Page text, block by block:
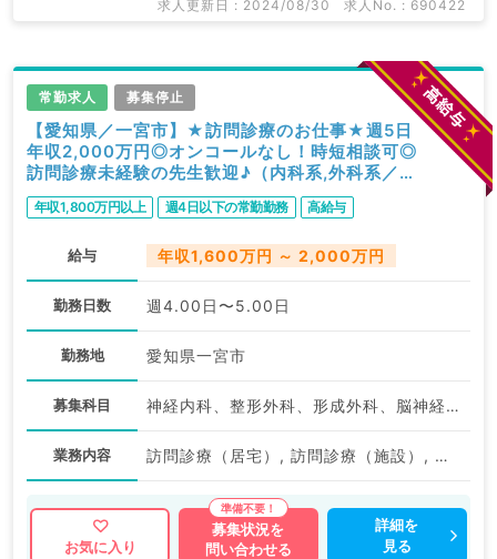
求人更新日 : 2024/08/30 求人No. : 690422
常勤求人 募集停止
【愛知県／一宮市】★訪問診療のお仕事★週5日
年収2,000万円◎オンコールなし！時短相談可◎
訪問診療未経験の先生歓迎♪（内科系,外科系／常
勤）
年収1,800万円以上 週4日以下の常勤勤務 高給与
給与 年収1,600万円 ～ 2,000万円
勤務日数 週4.00日〜5.00日
勤務地 愛知県一宮市
募集科目 神経内科、整形外科、形成外科、脳神経外科、呼吸器外科、心臓血管外科、泌尿器科、一般内科、循環器内科、呼吸器内科、消化器内科、内分泌・代謝内科、腎臓内科、老年内科、血液内科、外科系全般、一般外科、消化器外科、乳腺外科、膠原病科、大腸・肛門外科
業務内容 訪問診療（居宅）, 訪問診療（施設）, その他
お気に入り
募集状況を
問い合わせる
詳細を
見る